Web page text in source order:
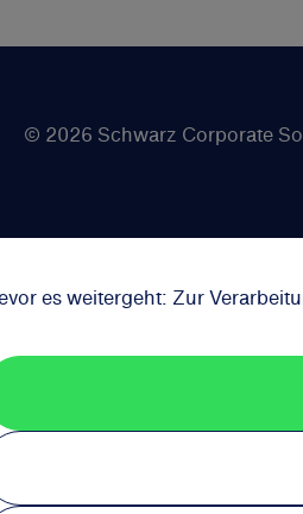
es weitergeht: Zur
© 2026 Schwarz Corporate
Datenschutz
Cookie-Bestimmungen